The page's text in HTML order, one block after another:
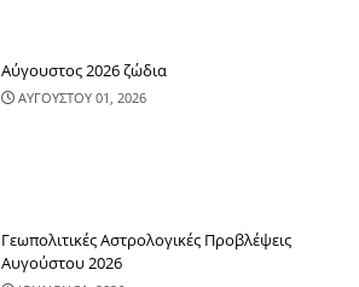
Αύγουστος 2026 ζώδια
ΑΥΓΟΥΣΤΟΥ 01, 2026
Γεωπολιτικές Αστρολογικές Προβλέψεις
Αυγούστου 2026